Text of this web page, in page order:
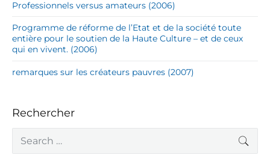
Professionnels versus amateurs (2006)
Programme de réforme de l’Etat et de la société toute
entière pour le soutien de la Haute Culture – et de ceux
qui en vivent. (2006)
remarques sur les créateurs pauvres (2007)
Rechercher
a